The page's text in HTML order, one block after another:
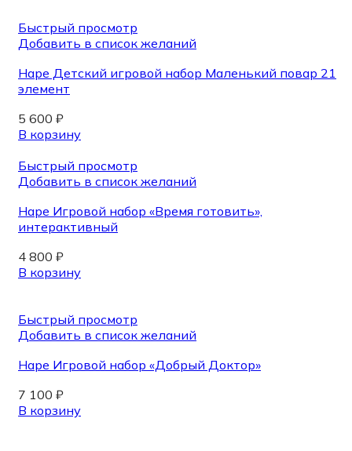
Быстрый просмотр
Добавить в список желаний
Hape Детский игровой набор Маленький повар 21
элемент
5 600 ₽
В корзину
Быстрый просмотр
Добавить в список желаний
Hape Игровой набор «Время готовить»,
интерактивный
4 800 ₽
В корзину
Быстрый просмотр
Добавить в список желаний
Hape Игровой набор «Добрый Доктор»
7 100 ₽
В корзину